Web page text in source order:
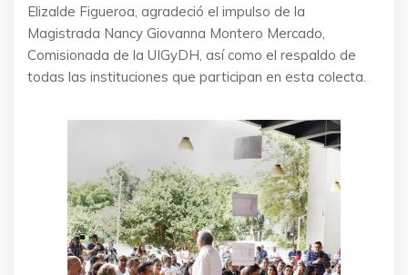
Elizalde Figueroa, agradeció el impulso de la
Magistrada Nancy Giovanna Montero Mercado,
Comisionada de la UIGyDH, así como el respaldo de
todas las instituciones que participan en esta colecta.